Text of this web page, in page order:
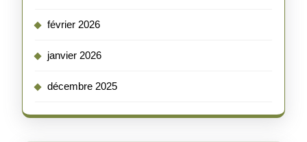
février 2026
janvier 2026
décembre 2025